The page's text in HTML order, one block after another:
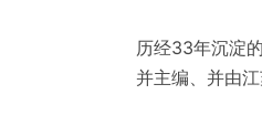
历经33年沉淀
并主编、并由